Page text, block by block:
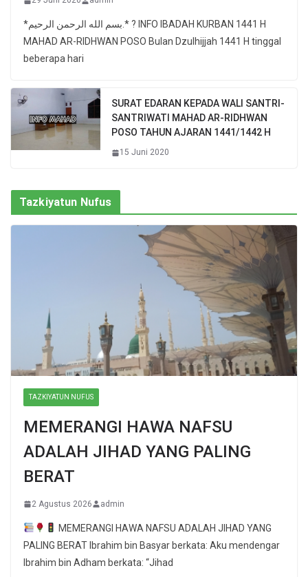
*بسم الله الرحمن الرحيم.* ? INFO IBADAH KURBAN 1441 H
MAHAD AR-RIDHWAN POSO Bulan Dzulhijjah 1441 H tinggal
beberapa hari
SURAT EDARAN KEPADA WALI SANTRI-
SANTRIWATI MAHAD AR-RIDHWAN
POSO TAHUN AJARAN 1441/1442 H
15 Juni 2020
Tazkiyatun Nufus
TAZKIYATUN NUFUS
MEMERANGI HAWA NAFSU
ADALAH JIHAD YANG PALING
BERAT
2 Agustus 2026 admin
MEMERANGI HAWA NAFSU ADALAH JIHAD YANG
PALING BERAT Ibrahim bin Basyar berkata: Aku mendengar
Ibrahim bin Adham berkata: “Jihad